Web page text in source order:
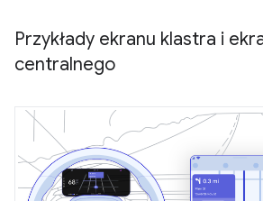
Przykłady ekranu klastra i
centralnego